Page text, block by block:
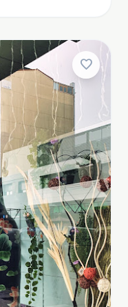
favorite